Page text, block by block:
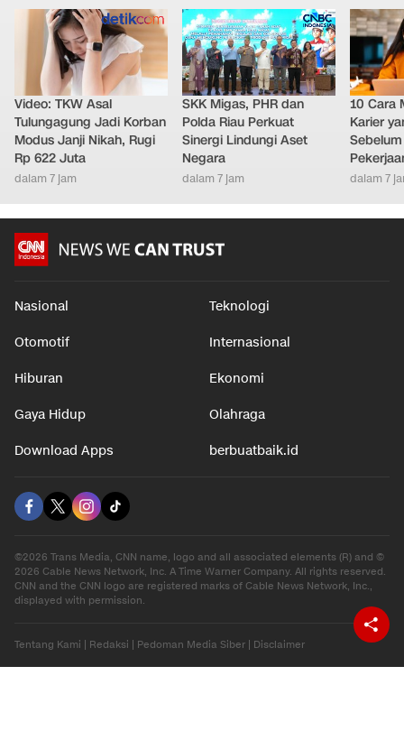
Video: TKW Asal
Tulungagung Jadi Korban
Modus Janji Nikah, Rugi
Rp 622 Juta
dalam 7 jam
SKK Migas, PHR dan
Polda Riau Perkuat
Sinergi Lindungi Aset
Negara
dalam 7 jam
10 Cara
Karier
dalam 7
Nasional Teknologi
Otomotif Internasional
Hiburan Ekonomi
Gaya Hidup Olahraga
Download Apps berbuatbaik.id
©2026 Trans Media, CNN name, logo and all associated elements (R) and ©
2026 Cable News Network, Inc. A Time Warner Company. All rights reserved.
CNN and the CNN logo are registered marks of Cable News Network, Inc.,
displayed with permission.
Tentang Kami | Redaksi | Pedoman Media Siber | Disclaimer